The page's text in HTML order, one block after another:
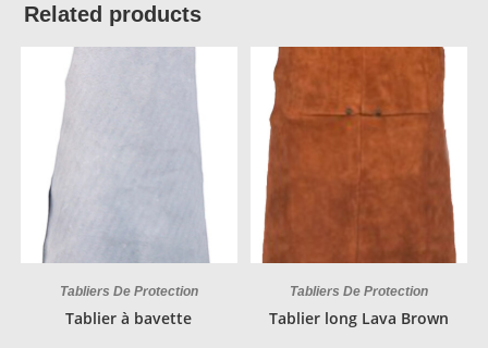
Related products
Tabliers De Protection
Tablier à bavette
Tabliers De Protection
Tablier long Lava Brown